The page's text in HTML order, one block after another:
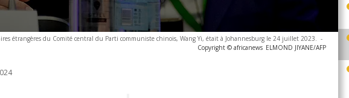
étrangères du Comité central du Parti communiste chinois, Wang Yi, était à Johannesburg le 24 juillet 2023. -
Copyright © africanews ELMOND JIYANE/AFP